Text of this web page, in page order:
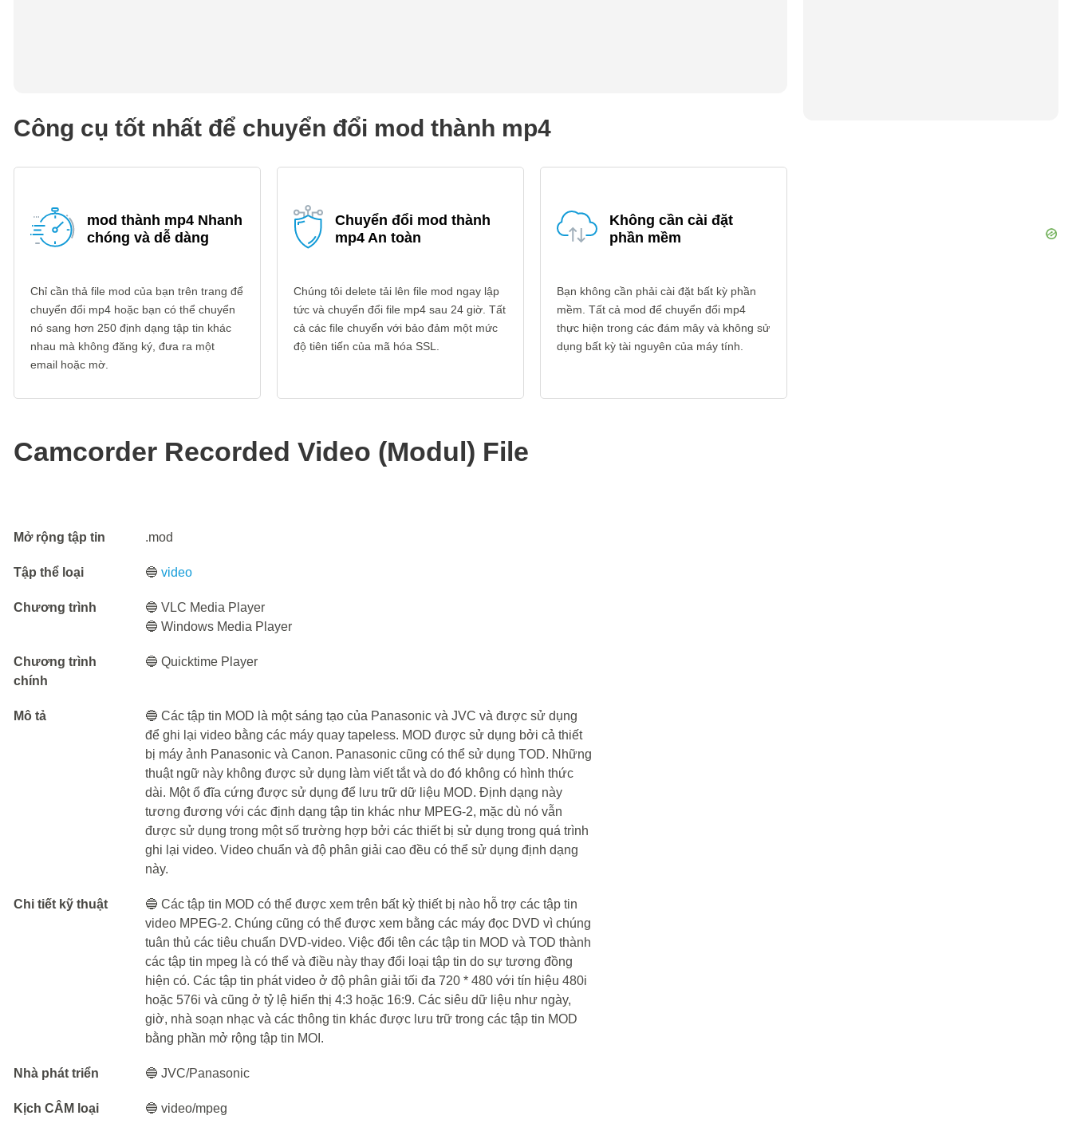
Công cụ tốt nhất để chuyển đổi mod thành mp4
mod thành mp4 Nhanh
chóng và dễ dàng
Chỉ cần thả file mod của bạn trên trang để
chuyển đổi mp4 hoặc bạn có thể chuyển
nó sang hơn 250 định dạng tập tin khác
nhau mà không đăng ký, đưa ra một
email hoặc mờ.
Chuyển đổi mod thành
mp4 An toàn
Chúng tôi delete tải lên file mod ngay lập
tức và chuyển đổi file mp4 sau 24 giờ. Tất
cả các file chuyển với bảo đảm một mức
độ tiên tiến của mã hóa SSL.
Không cần cài đặt
phần mềm
Bạn không cần phải cài đặt bất kỳ phần
mềm. Tất cả mod để chuyển đổi mp4
thực hiện trong các đám mây và không sử
dụng bất kỳ tài nguyên của máy tính.
Camcorder Recorded Video (Modul) File
Mở rộng tập tin .mod
Tập thể loại 🔵video
Chương trình
🔵 VLC Media Player
🔵 Windows Media Player
Chương trình
chính
🔵 Quicktime Player
Mô tả
🔵 Các tập tin MOD là một sáng tạo của Panasonic và JVC và được sử dụng
để ghi lại video bằng các máy quay tapeless. MOD được sử dụng bởi cả thiết
bị máy ảnh Panasonic và Canon. Panasonic cũng có thể sử dụng TOD. Những
thuật ngữ này không được sử dụng làm viết tắt và do đó không có hình thức
dài. Một ổ đĩa cứng được sử dụng để lưu trữ dữ liệu MOD. Định dạng này
tương đương với các định dạng tập tin khác như MPEG-2, mặc dù nó vẫn
được sử dụng trong một số trường hợp bởi các thiết bị sử dụng trong quá trình
ghi lại video. Video chuẩn và độ phân giải cao đều có thể sử dụng định dạng
này.
Chi tiết kỹ thuật
🔵 Các tập tin MOD có thể được xem trên bất kỳ thiết bị nào hỗ trợ các tập tin
video MPEG-2. Chúng cũng có thể được xem bằng các máy đọc DVD vì chúng
tuân thủ các tiêu chuẩn DVD-video. Việc đổi tên các tập tin MOD và TOD thành
các tập tin mpeg là có thể và điều này thay đổi loại tập tin do sự tương đồng
hiện có. Các tập tin phát video ở độ phân giải tối đa 720 * 480 với tín hiệu 480i
hoặc 576i và cũng ở tỷ lệ hiển thị 4:3 hoặc 16:9. Các siêu dữ liệu như ngày,
giờ, nhà soạn nhạc và các thông tin khác được lưu trữ trong các tập tin MOD
bằng phần mở rộng tập tin MOI.
Nhà phát triển 🔵 JVC/Panasonic
Kịch CÂM loại 🔵 video/mpeg